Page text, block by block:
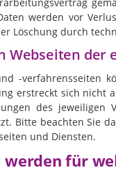
werden vor
Löschung durch
Webseiten
-verfahrensseiten
erstreckt sich nicht
des
Bitte beachten Sie
und Diensten.
werden für